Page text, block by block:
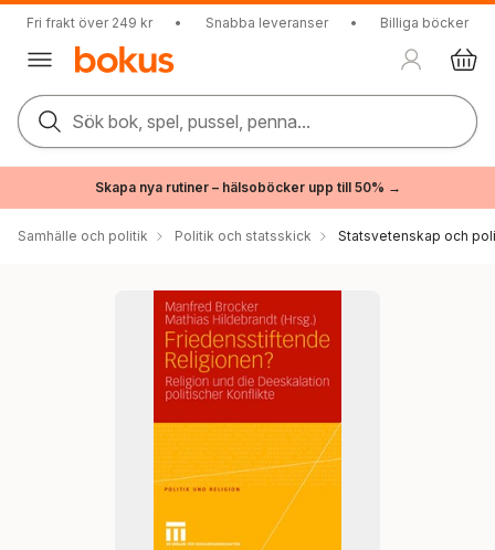
Fri frakt över 249 kr • Snabba leveranser • Billiga böcker
Sök bok, spel, pussel, penna...
Skapa nya rutiner – hälsoböcker upp till 50% →
Samhälle och politik Politik och statsskick Statsvetenskap och